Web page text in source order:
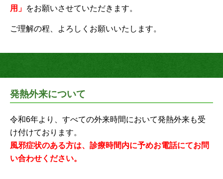
用」 をお願いさせていただきます。
ご理解の程、よろしくお願いいたします。
発熱外来について
令和6年より、すべての外来時間において発熱外来も受
け付けております。
風邪症状のある方は、診療時間内に予めお電話にてお問
い合わせください。